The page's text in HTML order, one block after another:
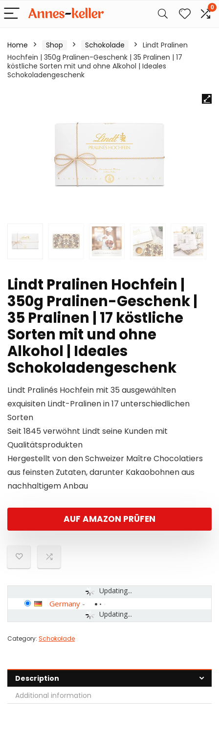
0
Home Shop Schokolade
Lindt Pralinen
Hochfein | 350g Pralinen-Geschenk | 35 Pralinen | 17
köstliche Sorten mit und ohne Alkohol | Ideales
Schokoladengeschenk
Lindt Pralinen Hochfein |
350g Pralinen-Geschenk |
35 Pralinen | 17 köstliche
Sorten mit und ohne
Alkohol | Ideales
Schokoladengeschenk
Lindt Pralinés Hochfein mit 35 ausgewählten
exquisiten Lindt-Pralinen in 17 unterschiedlichen
Sorten
Seit 1845 verwöhnt Lindt seine Kunden mit
Qualitätsprodukten
Hergestellt von den Schweizer Maître Chocolatiers
aus feinsten Zutaten, darunter Kakaobohnen aus
nachhaltigem Anbau
AUF AMAZON PRÜFEN
Updating...
Updating...
Germany -
Category: Schokolade
Description
Additional information